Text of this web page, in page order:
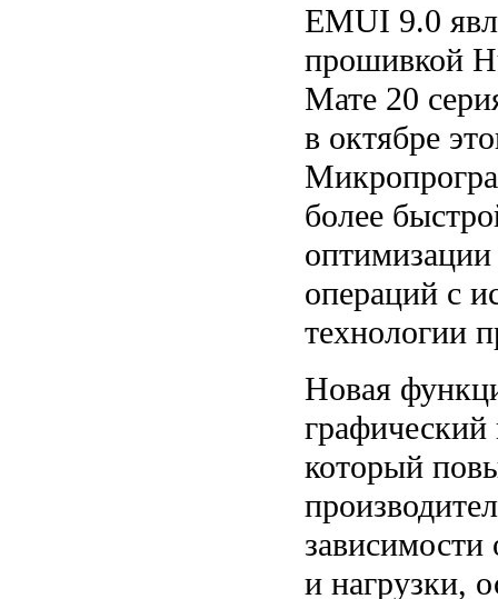
EMUI 9.0
прошивкой
Мате 20
в октябре
более
операций с
технологии
Новая
который
зависимости
и нагрузки,